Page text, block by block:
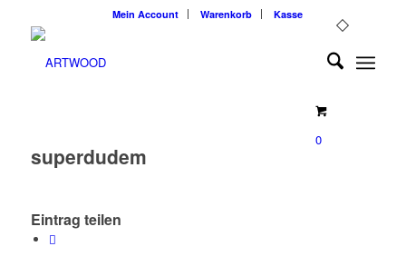
Mein Account Warenkorb Kasse
0
superdudem
Eintrag teilen